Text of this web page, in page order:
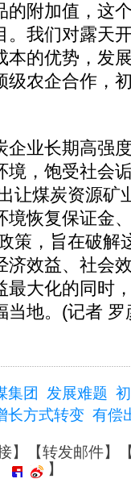
附加值，这
我们对露天
的优势，发
农企合作，
业长期高强
，饱受社会
让煤炭资源矿
恢复保证金
策，旨在破解
效益、社会
大化的同时
当地。(记者 罗
集团 发展难题
长方式转变 有偿
】【转发邮件】
】